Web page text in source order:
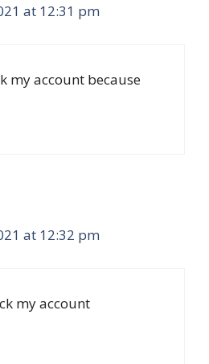
at 12:31 pm
my account because
at 12:32 pm
my account